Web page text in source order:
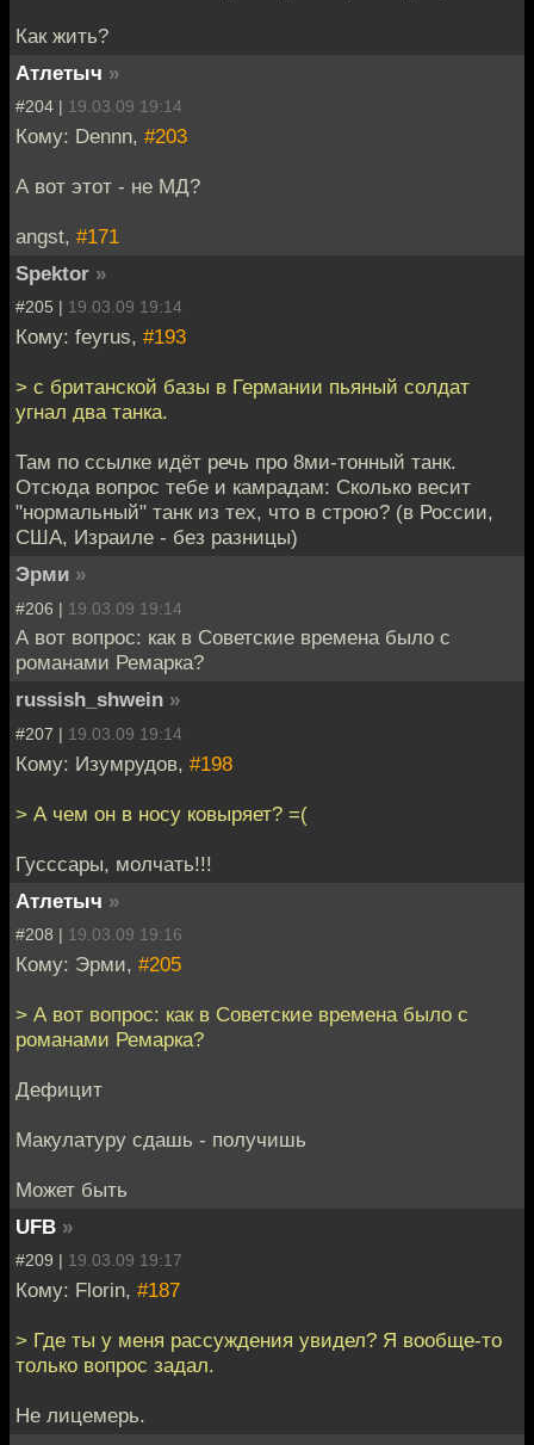
Как жить?
Атлетыч »
#204 | 19.03.09 19:14
Кому: Dennn, #203
А вот этот - не МД?
angst, #171
Spektor »
#205 | 19.03.09 19:14
Кому: feyrus, #193
> c британской базы в Германии пьяный солдат
угнал два танка.
Там по ссылке идёт речь про 8ми-тонный танк.
Отсюда вопрос тебе и камрадам: Сколько весит
"нормальный" танк из тех, что в строю? (в России,
США, Израиле - без разницы)
Эрми »
#206 | 19.03.09 19:14
А вот вопрос: как в Советские времена было с
романами Ремарка?
russish_shwein »
#207 | 19.03.09 19:14
Кому: Изумрудов, #198
> А чем он в носу ковыряет? =(
Гусccары, молчать!!!
Атлетыч »
#208 | 19.03.09 19:16
Кому: Эрми, #205
> А вот вопрос: как в Советские времена было с
романами Ремарка?
Дефицит
Макулатуру сдашь - получишь
Может быть
UFB »
#209 | 19.03.09 19:17
Кому: Florin, #187
> Где ты у меня рассуждения увидел? Я вообще-то
только вопрос задал.
Не лицемерь.